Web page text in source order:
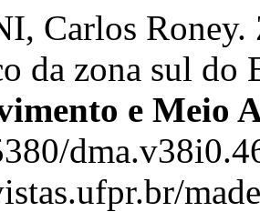
Carlos Roney.
da zona sul do
e Meio